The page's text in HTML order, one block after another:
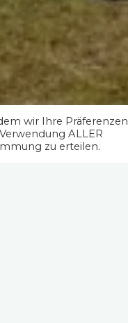
wir Ihre Präferenzen
ALLER
zu erteilen.